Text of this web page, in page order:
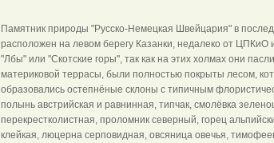
Памятник природы "Русско-Немецкая Швейцария" в
расположен на левом берегу Казанки, недалеко от
"Лбы" или "Скотские горы", так как на этих холмах они
материковой террасы, были полностью покрыты лесом,
образовались остепнёные склоны с типичным
полынь австрийская и равнинная, типчак, смолёвка
перекрестколистная, проломник северный, горец
клейкая, люцерна серповидная, овсяница овечья,